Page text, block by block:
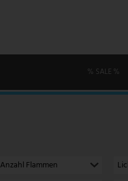
% SALE %
Anzahl Flammen